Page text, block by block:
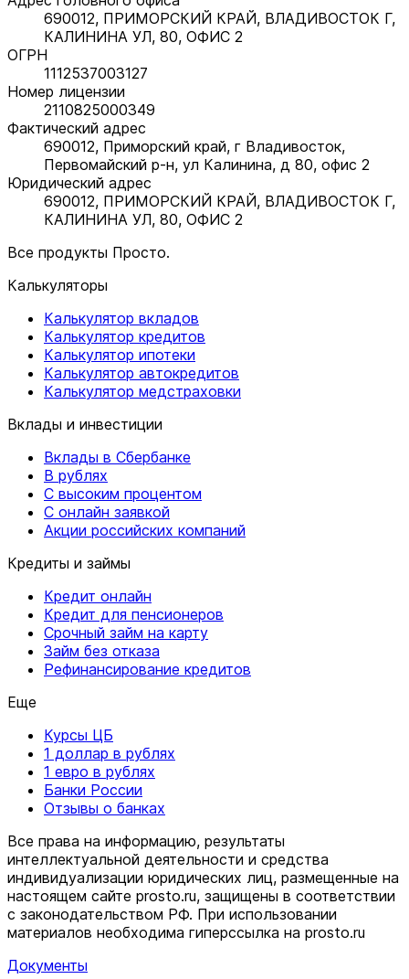
690012, ПРИМОРСКИЙ КРАЙ, ВЛАДИВОСТОК Г,
КАЛИНИНА УЛ, 80, ОФИС 2
ОГРН
1112537003127
Номер лицензии
2110825000349
Фактический адрес
690012, Приморский край, г Владивосток,
Первомайский р-н, ул Калинина, д 80, офис 2
Юридический адрес
690012, ПРИМОРСКИЙ КРАЙ, ВЛАДИВОСТОК Г,
КАЛИНИНА УЛ, 80, ОФИС 2
Все продукты Просто.
Калькуляторы
Калькулятор вкладов
Калькулятор кредитов
Калькулятор ипотеки
Калькулятор автокредитов
Калькулятор медстраховки
Вклады и инвестиции
Вклады в Сбербанке
В рублях
С высоким процентом
С онлайн заявкой
Акции российских компаний
Кредиты и займы
Кредит онлайн
Кредит для пенсионеров
Срочный займ на карту
Займ без отказа
Рефинансирование кредитов
Еще
Курсы ЦБ
1 доллар в рублях
1 евро в рублях
Банки России
Отзывы о банках
Все права на информацию, результаты
интеллектуальной деятельности и средства
индивидуализации юридических лиц, размещенные на
настоящем сайте prosto.ru, защищены в соответствии
c законодательством РФ. При использовании
материалов необходима гиперссылка на prosto.ru
Документы